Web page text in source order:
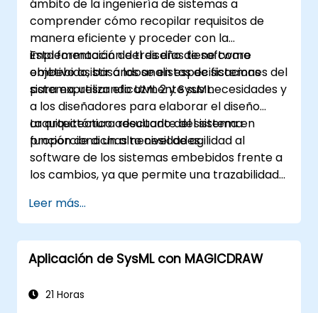
ámbito de la ingeniería de sistemas a
comprender cómo recopilar requisitos de
manera eficiente y proceder con la
implementación del diseño de software
embebido, basándose en especificaciones del
sistema, utilizando UML 2 y SysML.
Esta formación de tres días tiene como
objetivo asistir a los analistas de sistemas
para expresar eficazmente sus necesidades y
a los diseñadores para elaborar el diseño
arquitectónico adecuado del sistema en
función de dichas necesidades.
La arquitectura resultante del sistema
proporciona un alto nivel de agilidad al
software de los sistemas embebidos frente a
los cambios, ya que permite una trazabilidad
encapsuladas en las funciones del sistema y
las de las opciones de uso (casos de uso) de
los usuarios finales hacia el nivel de
implementación del software.
Leer más...
Aplicación de SysML con MAGICDRAW
21 Horas